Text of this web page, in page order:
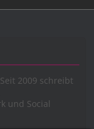
2009 schreibt
und Social